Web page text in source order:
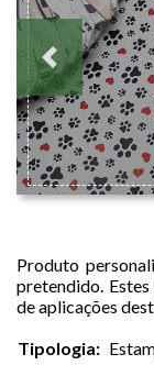
Previous
Produto
pretendido.
de aplicações
Tipologia: